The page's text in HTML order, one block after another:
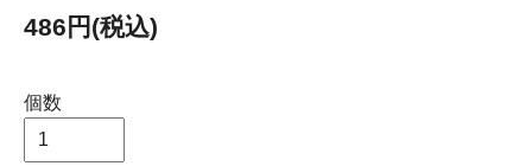
486円(税込)
個数